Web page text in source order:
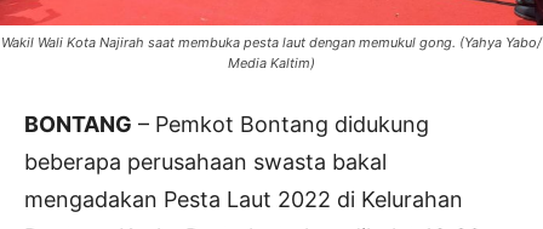
Wakil Wali Kota Najirah saat membuka pesta laut dengan memukul gong. (Yahya Yabo/
Media Kaltim)
BONTANG – Pemkot Bontang didukung
beberapa perusahaan swasta bakal
mengadakan Pesta Laut 2022 di Kelurahan